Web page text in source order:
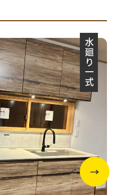
水廻り一式